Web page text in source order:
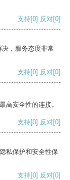
支持[0] 反对[0]
，服务态度非常
支持[0] 反对[0]
高安全性的连接。
支持[0] 反对[0]
私保护和安全性保
支持[0] 反对[0]